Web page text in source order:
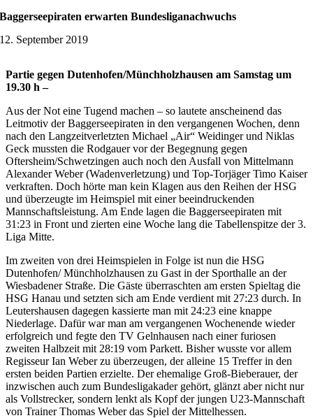
Baggerseepiraten erwarten Bundesliganachwuchs
12. September 2019
Partie gegen Dutenhofen/Münchholzhausen am Samstag um
19.30 h –
Aus der Not eine Tugend machen – so lautete anscheinend das
Leitmotiv der Baggerseepiraten in den vergangenen Wochen, denn
nach den Langzeitverletzten Michael „Air“ Weidinger und Niklas
Geck mussten die Rodgauer vor der Begegnung gegen
Oftersheim/Schwetzingen auch noch den Ausfall von Mittelmann
Alexander Weber (Wadenverletzung) und Top-Torjäger Timo Kaiser
verkraften. Doch hörte man kein Klagen aus den Reihen der HSG
und überzeugte im Heimspiel mit einer beeindruckenden
Mannschaftsleistung. Am Ende lagen die Baggerseepiraten mit
31:23 in Front und zierten eine Woche lang die Tabellenspitze der 3.
Liga Mitte.
Im zweiten von drei Heimspielen in Folge ist nun die HSG
Dutenhofen/ Münchholzhausen zu Gast in der Sporthalle an der
Wiesbadener Straße. Die Gäste überraschten am ersten Spieltag die
HSG Hanau und setzten sich am Ende verdient mit 27:23 durch. In
Leutershausen dagegen kassierte man mit 24:23 eine knappe
Niederlage. Dafür war man am vergangenen Wochenende wieder
erfolgreich und fegte den TV Gelnhausen nach einer furiosen
zweiten Halbzeit mit 28:19 vom Parkett. Bisher wusste vor allem
Regisseur Ian Weber zu überzeugen, der alleine 15 Treffer in den
ersten beiden Partien erzielte. Der ehemalige Groß-Bieberauer, der
inzwischen auch zum Bundesligakader gehört, glänzt aber nicht nur
als Vollstrecker, sondern lenkt als Kopf der jungen U23-Mannschaft
von Trainer Thomas Weber das Spiel der Mittelhessen.